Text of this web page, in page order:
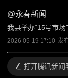
@永春新闻
我县举办“15号市
2026-05-19 17:10 发
打开腾讯新闻